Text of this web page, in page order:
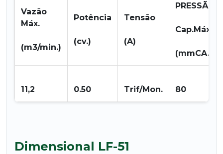
Vazão
Máx.
(m3/min.)
Potência
(cv.)
Tensão
(A)
PRESSÃO
Cap.Máx.
(mmCA.)
11,2 0.50 Trif/Mon. 80
Dimensional LF-51